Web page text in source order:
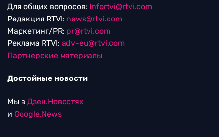
Для общих вопросов: Infortvi@rtvi.com
Редакция RTVI: news@rtvi.com
Маркетинг/PR: pr@rtvi.com
Реклама RTVI: adv-eu@rtvi.com
Партнерские материалы
Достойные новости
Мы в Дзен.Новостях
и Google.News